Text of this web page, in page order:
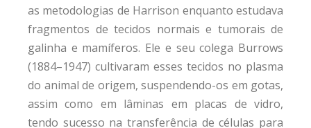
as metodologias de Harrison enquanto estudava
fragmentos de tecidos normais e tumorais de
galinha e mamíferos. Ele e seu colega Burrows
(1884–1947) cultivaram esses tecidos no plasma
do animal de origem, suspendendo-os em gotas,
assim como em lâminas em placas de vidro,
tendo sucesso na transferência de células para